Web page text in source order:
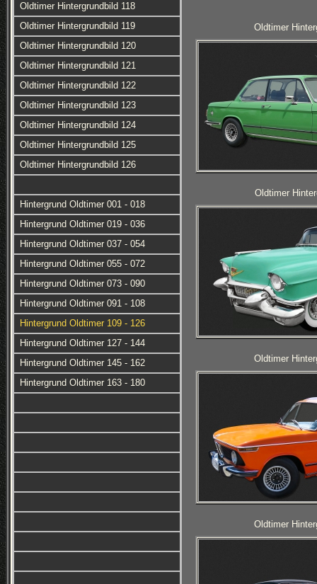
Oldtimer Hintergrundbild 118
Oldtimer Hintergrundbild 119
Oldtimer Hintergrundbild 120
Oldtimer Hintergrundbild 121
Oldtimer Hintergrundbild 122
Oldtimer Hintergrundbild 123
Oldtimer Hintergrundbild 124
Oldtimer Hintergrundbild 125
Oldtimer Hintergrundbild 126
Hintergrund Oldtimer 001 - 018
Hintergrund Oldtimer 019 - 036
Hintergrund Oldtimer 037 - 054
Hintergrund Oldtimer 055 - 072
Hintergrund Oldtimer 073 - 090
Hintergrund Oldtimer 091 - 108
Hintergrund Oldtimer 109 - 126
Hintergrund Oldtimer 127 - 144
Hintergrund Oldtimer 145 - 162
Hintergrund Oldtimer 163 - 180
Oldtimer
Oldtimer
Oldtimer
Oldtimer